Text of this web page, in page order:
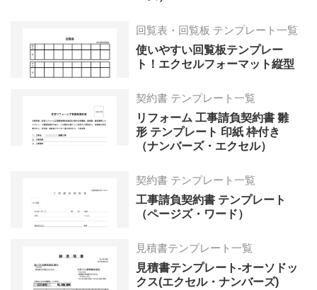
回覧表・回覧板 テンプレート一覧
使いやすい回覧板テンプレー
ト！エクセルフォーマット縦型
契約書 テンプレート一覧
リフォーム 工事請負契約書 雛
形 テンプレート 印紙 枠付き
（ナンバーズ・エクセル）
契約書 テンプレート一覧
工事請負契約書 テンプレート
（ページズ・ワード）
見積書テンプレート一覧
見積書テンプレート-オーソドッ
クス(エクセル・ナンバーズ)